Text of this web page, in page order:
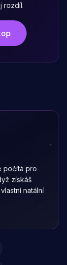
rozdíl.
počítá pro
získáš
natální